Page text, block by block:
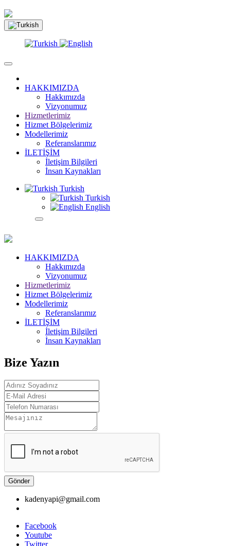
HAKKIMIZDA
Hakkımızda
Vizyonumuz
Hizmetlerimiz
Hizmet Bölgelerimiz
Modellerimiz
Referanslarımız
İLETİŞİM
İletişim Bilgileri
İnsan Kaynakları
Turkish
Turkish
English
HAKKIMIZDA
Hakkımızda
Vizyonumuz
Hizmetlerimiz
Hizmet Bölgelerimiz
Modellerimiz
Referanslarımız
İLETİŞİM
İletişim Bilgileri
İnsan Kaynakları
Bize Yazın
Gönder
kadenyapi@gmail.com
Facebook
Youtube
Twitter